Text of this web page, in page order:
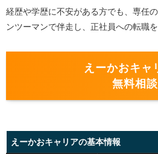
経歴や学歴に不安がある方でも、専任
ンツーマンで伴走し、正社員への転職を
えーかおキャ
無料相談
えーかおキャリアの基本情報